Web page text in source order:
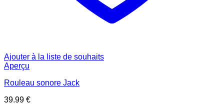
Ajouter à la liste de souhaits
Aperçu
Rouleau sonore Jack
39.99 €